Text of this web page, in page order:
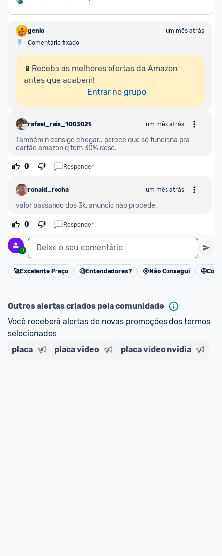
genio
um mês atrás
Comentário fixado
📱Receba as melhores ofertas da Amazon
antes que acabem!
Entrar no grupo
rafael_reis_1003029 um mês atrás
Também n consigo chegar.. parece que só funciona pra
cartão amazon q tem 30% desc.
0 Responder
ronald_rocha um mês atrás
valor passando dos 3k, anuncio não procede.
0 Responder
0 Deixe o seu comentário
Cancelar
🚀Excelente Preço 🧐Entendedores? 😢 Não Consegui 🤩
Outros alertas criados pela comunidade
Você receberá alertas de novas promoções dos termos
selecionados
placa
placa video placa video nvidia